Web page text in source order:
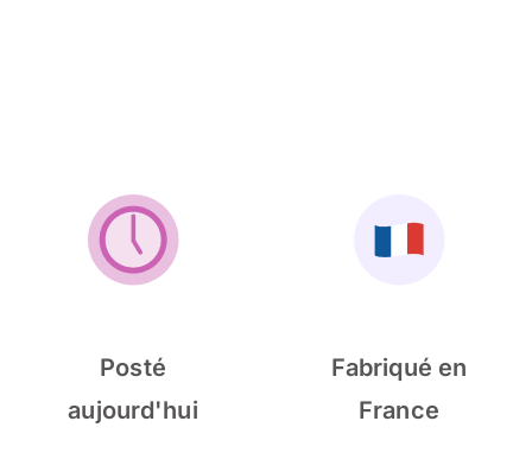
Posté
aujourd'hui
Fabriqué en
France